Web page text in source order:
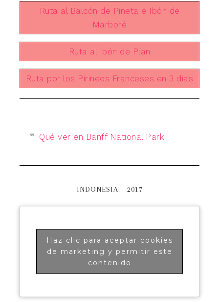
Ruta al Balcón de Pineta e Ibón de
Marboré
Ruta al Ibón de Plan
Ruta por los Pirineos Franceses en 3 días
Qué ver en Banff National Park
INDONESIA – 2017
Haz clic para aceptar cookies
de marketing y permitir este
contenido